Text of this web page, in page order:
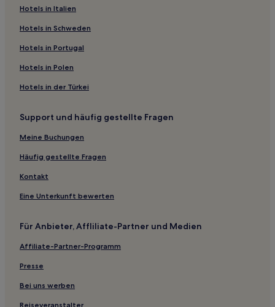
Glyn Teg Hotels
Merlin's Bridge Hotels
Saron Hotels
Fishguard and Goodwick Hotels
Hotels nahe The Blue Lagoon
Pembrokeshire: Hotels
Gwbert Hotels
Abereiddy Hotels
Hotels nahe Cwmtydu Beach
St. David's and the Cathedral Close Hotels
Hotels nahe Bullslaughter Bay
Hotels nahe Skanda Vale
Hotels nahe Pembrokeshire Coast Path - North
Tenby Hotels
Treffgarne Hotels
Hotels in Italien
Hotels in Schweden
Hotels in Portugal
Hotels in Polen
Hotels in der Türkei
Support und häufig gestellte Fragen
Meine Buchungen
Häufig gestellte Fragen
Kontakt
Eine Unterkunft bewerten
Für Anbieter, Affliliate-Partner und Medien
Affiliate-Partner-Programm
Presse
Bei uns werben
Reiseveranstalter